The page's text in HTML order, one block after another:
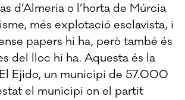
d’Almeria o l’horta de Múrcia
més explotació esclavista, i
papers hi ha, però també és
del lloc hi ha. Aquesta és la
Ejido, un municipi de 57.000
el municipi on el partit